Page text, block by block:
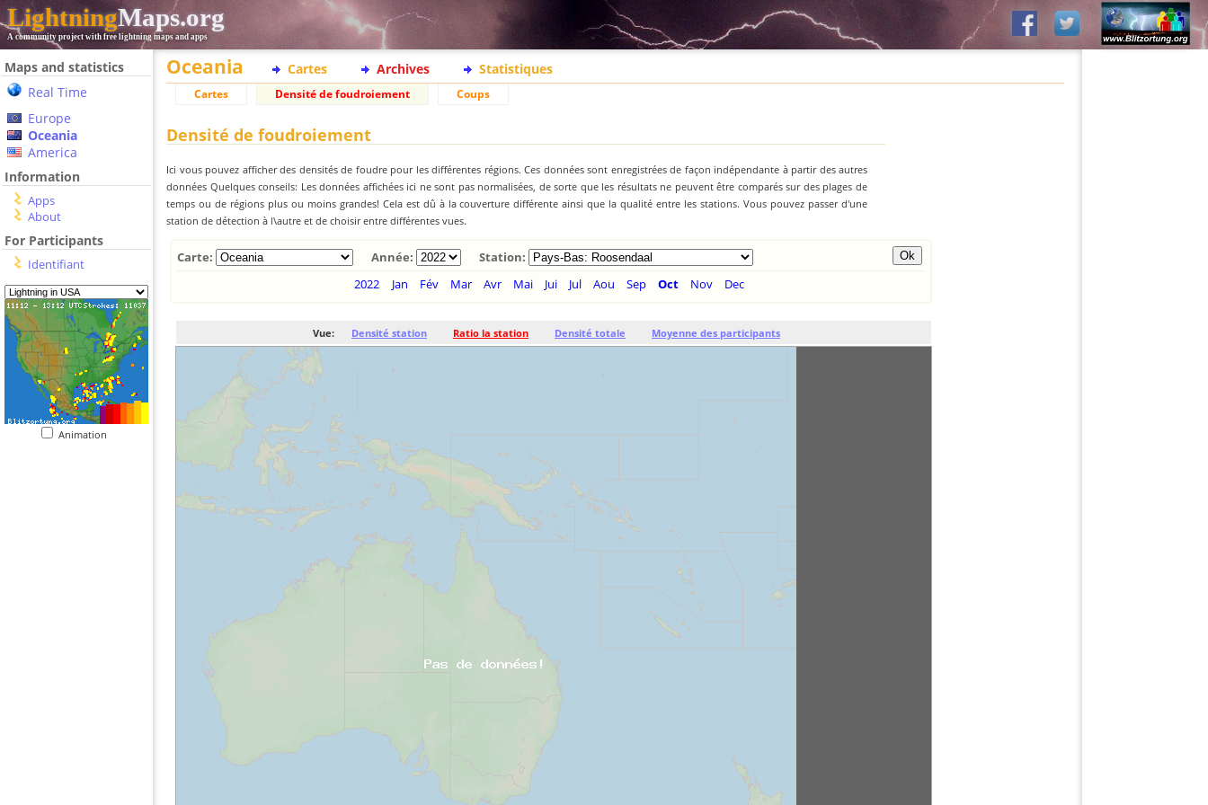
LightningMaps.org
A community project with free lightning maps and apps
Maps and statistics
Real Time
Europe
Oceania
America
Information
Apps
About
For Participants
Identifiant
Animation
Oceania Cartes Archives Statistiques
Cartes Densité de foudroiement Coups
Densité de foudroiement
Ici vous pouvez afficher des densités de foudre pour les différentes régions. Ces données sont enregistrées de façon indépendante à partir des autres
données Quelques conseils: Les données affichées ici ne sont pas normalisées, de sorte que les résultats ne peuvent être comparés sur des plages de
temps ou de régions plus ou moins grandes! Cela est dû à la couverture différente ainsi que la qualité entre les stations. Vous pouvez passer d'une
station de détection à l\autre et de choisir entre différentes vues.
Carte: Année:
Station:
2022
Jan Fév Mar Avr Mai Jui Jul Aou Sep Oct Nov Dec
Vue: Densité station Ratio la station Densité totale Moyenne des participants